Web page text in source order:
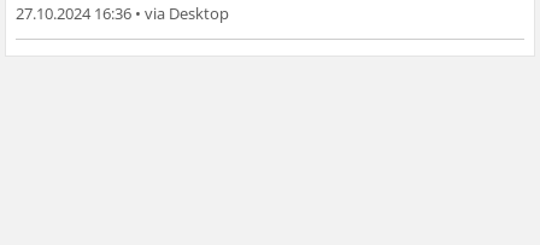
27.10.2024 16:36 •